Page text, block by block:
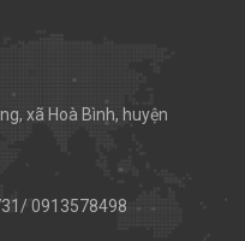
xã Hoà Bình, huyện
0913578498